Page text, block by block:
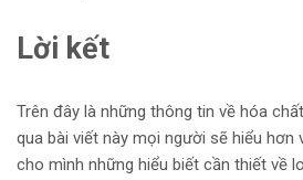
Lời kết
Trên đây là những thông tin về hóa chất
qua bài viết này mọi người sẽ hiểu hơn
cho mình những hiểu biết cần thiết về